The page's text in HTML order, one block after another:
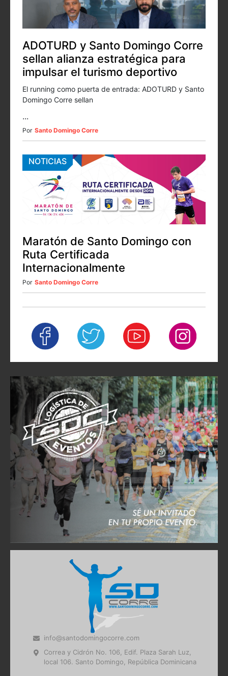
ADOTURD y Santo Domingo Corre
sellan alianza estratégica para
impulsar el turismo deportivo
El running como puerta de entrada: ADOTURD y Santo
Domingo Corre sellan
...
Por Santo Domingo Corre
NOTICIAS
Maratón de Santo Domingo con
Ruta Certificada
Internacionalmente
Por Santo Domingo Corre
info@santodomingocorre.com
Correa y Cidrón No. 106, Edif. Plaza Sarah Luz,
local 106. Santo Domingo, República Dominicana